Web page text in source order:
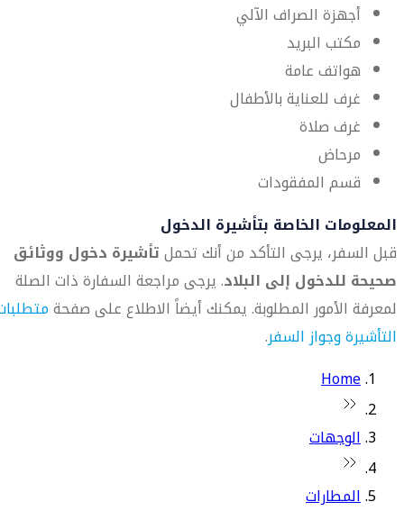
أجهزة الصراف الآلي
مكتب البريد
هواتف عامة
غرف للعناية بالأطفال
غرف صلاة
مرحاض
قسم المفقودات
المعلومات الخاصة بتأشيرة الدخول
قبل السفر، يرجى التأكد من أنك تحملتأشيرة دخول ووثائق
صحيحة للدخول إلى البلاد. يرجى مراجعة السفارة ذات الصلة
لمعرفة الأمور المطلوبة. يمكنك أيضاً الاطلاع على صفحة
التأشيرة وجواز السفر.
Home
الوجهات
المطارات